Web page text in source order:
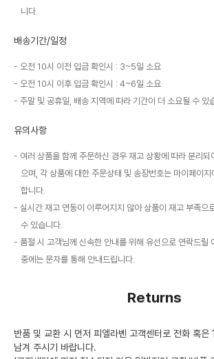
니다.
배송기간/일정
오전 10시 이전 입금 확인시 : 3~5일 소요
오전 10시 이후 입금 확인시 : 4~6일 소요
주말 및 공휴일, 배송 지역에 따라 기간이 더 소요될 수 있
유의사항
여러 상품을 함께 주문하신 경우 재고 상황에 따라 분리되
으며, 각 상품에 대한 주문상태 및 송장번호는 마이페이
합니다.
실시간 재고 연동이 이루어지지 않아 상품이 재고 부족으
수 있습니다.
품절 시 고객님께 신속한 안내를 위해 유선으로 연락드릴
중에는 문자를 통해 안내드립니다.
Returns
반품 및 교환 시 먼저 피엘라벤 고객센터로 전화 혹은
남겨 주시기 바랍니다.